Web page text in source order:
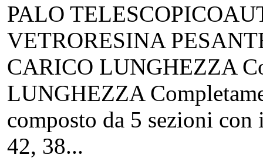
PALO
VETRORESINA
CARICO LUNGHEZZA
LUNGHEZZA
composto da 5 sezioni
42, 38...